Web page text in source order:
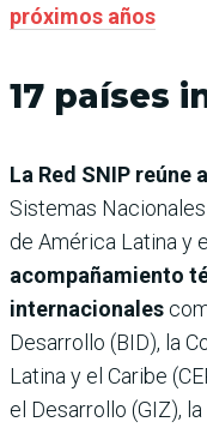
próximos años
17 países
La Red SNIP
Sistemas
de América Latina y
acompañamiento
internacionales
Desarrollo (BID), la
Latina y el Caribe
el Desarrollo (GIZ),